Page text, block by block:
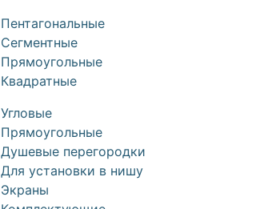
Пентагональные
Сегментные
Прямоугольные
Квадратные
Угловые
Прямоугольные
Душевые перегородки
Для установки в нишу
Экраны